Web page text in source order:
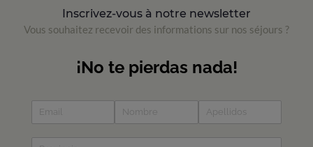
Inscrivez-vous à notre newsletter
Vous souhaitez recevoir des informations sur nos séjours ?